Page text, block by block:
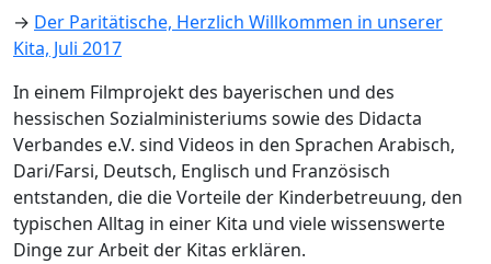
→ Der Paritätische, Herzlich Willkommen in unserer
Kita, Juli 2017
In einem Filmprojekt des bayerischen und des
hessischen Sozialministeriums sowie des Didacta
Verbandes e.V. sind Videos in den Sprachen Arabisch,
Dari/Farsi, Deutsch, Englisch und Französisch
entstanden, die die Vorteile der Kinderbetreuung, den
typischen Alltag in einer Kita und viele wissenswerte
Dinge zur Arbeit der Kitas erklären.